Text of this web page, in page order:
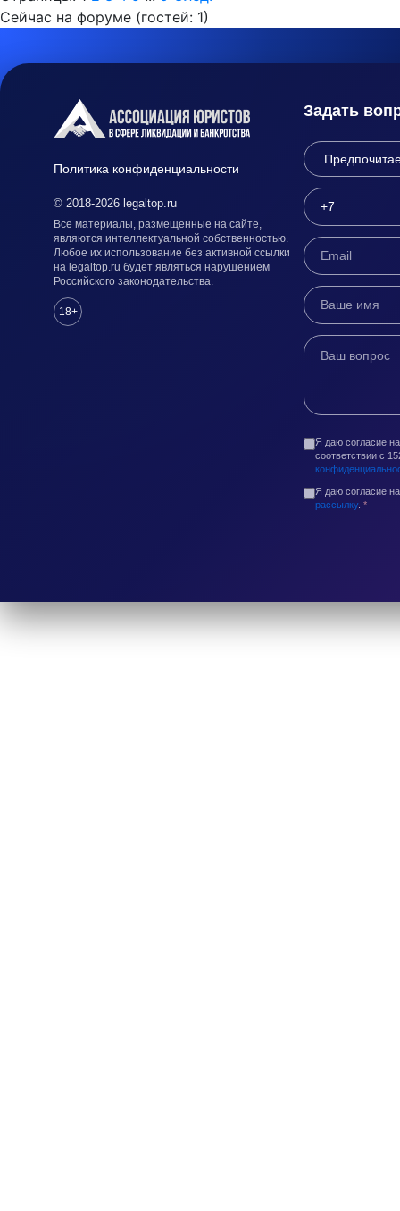
Сейчас на форуме (гостей: 1)
Политика конфиденциальности
© 2018-2026 legaltop.ru
Все материалы, размещенные на сайте,
являются интеллектуальной собственностью.
Любое их использование без активной ссылки
на legaltop.ru будет являться нарушением
Российского законодательства.
18+
Задать
Я даю согласие
соответствии с
Я даю согласие
рассылку. *